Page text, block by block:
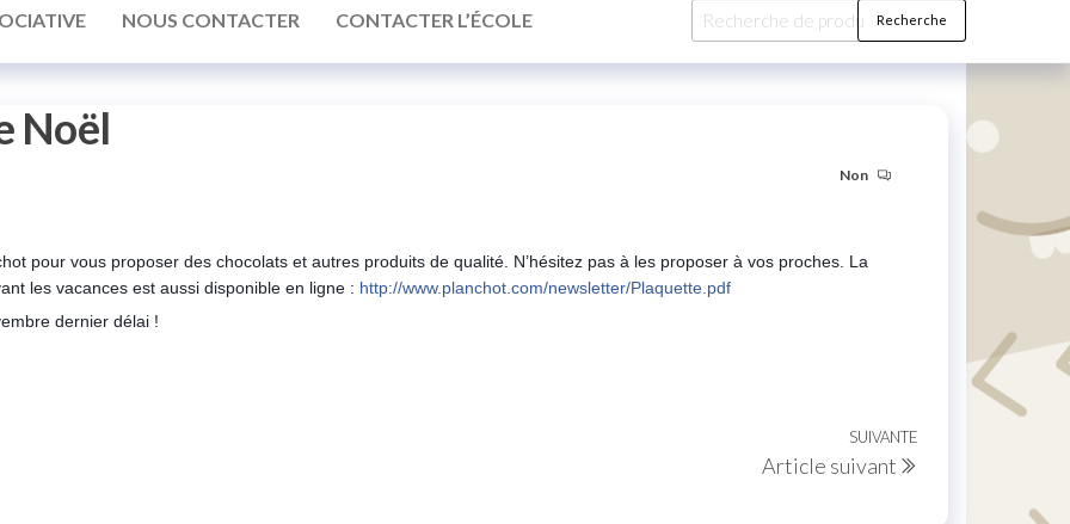
NOUS CONTACTER CONTACTER L’ÉCOLE
Recherche
pour :
Recherche
Noël
Non
pour vous proposer des chocolats et autres produits de qualité. N’hésitez pas à les proposer à vos proches. La
les vacances est aussi disponible en ligne : http://www.planchot.com/newsletter/Plaquette.pdf
dernier délai !
SUIVANTE
Article suivant